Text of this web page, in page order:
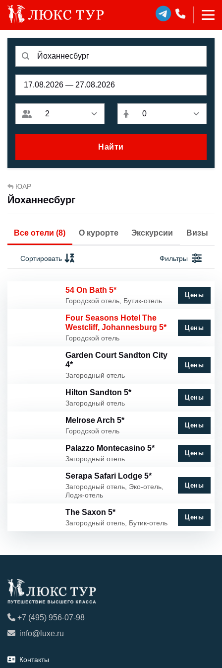
Найти
ЮАР
Йоханнесбург
Все отели (8) О курорте Экскурсии Визы
Сортировать Фильтры
54 On Bath 5*
Городской отель, Бутик-отель
Цены
Four Seasons Hotel The
Westcliff, Johannesburg 5*
Городской отель
Цены
Garden Court Sandton City
4*
Загородный отель
Цены
Hilton Sandton 5*
Загородный отель
Цены
Melrose Arch 5*
Городской отель
Цены
Palazzo Montecasino 5*
Загородный отель
Цены
Serapa Safari Lodge 5*
Загородный отель, Эко-отель,
Лодж-отель
Цены
The Saxon 5*
Загородный отель, Бутик-отель
Цены
+7 (495) 956-07-98
info@luxe.ru
Контакты